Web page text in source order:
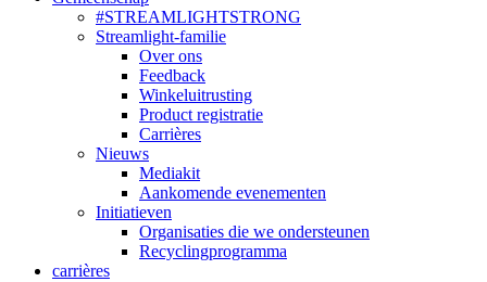
#STREAMLIGHTSTRONG
Streamlight-familie
Over ons
Feedback
Winkeluitrusting
Product registratie
Carrières
Nieuws
Mediakit
Aankomende evenementen
Initiatieven
Organisaties die we ondersteunen
Recyclingprogramma
carrières